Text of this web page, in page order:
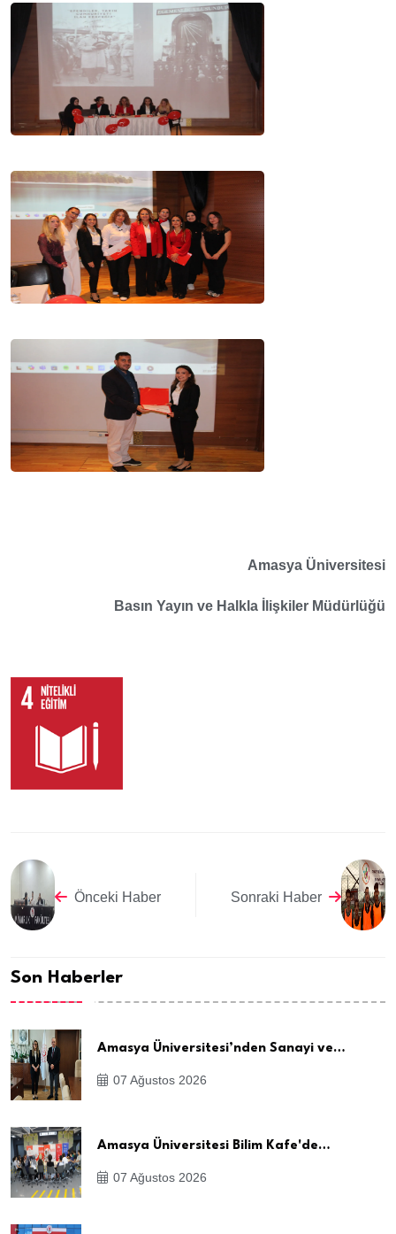
Amasya Üniversitesi
Basın Yayın ve Halkla İlişkiler Müdürlüğü
Önceki Haber Sonraki Haber
Son Haberler
Amasya Üniversitesi’nden Sanayi ve…
07 Ağustos 2026
Amasya Üniversitesi Bilim Kafe'de…
07 Ağustos 2026